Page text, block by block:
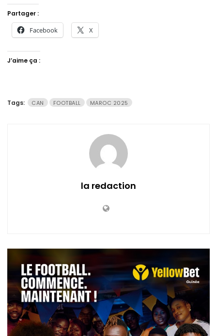
Partager :
Facebook X
J’aime ça :
Tags: CAN FOOTBALL MAROC 2025
la redaction